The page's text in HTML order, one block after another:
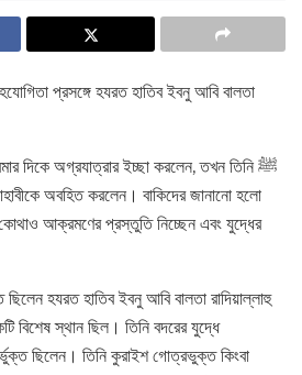
প্রসঙ্গে হযরত হাতিব ইবনু আবি বালতা
অবহিত করলেন। বাকিদের জানানো হলো
হযরত হাতিব ইবনু আবি বালতা রাদিয়াল্লাহু
বিশেষ স্থান ছিল। তিনি বদরের যুদ্ধে
ছিলেন। তিনি কুরাইশ গোত্রভুক্ত কিংবা